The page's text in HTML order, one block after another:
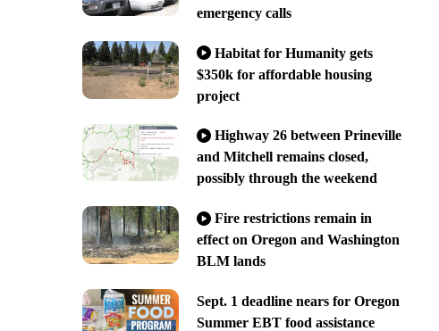
emergency calls
Habitat for Humanity gets
$350k for affordable housing
project
Highway 26 between Prineville
and Mitchell remains closed,
possibly through the weekend
Fire restrictions remain in
effect on Oregon and Washington
BLM lands
Sept. 1 deadline nears for Oregon
Summer EBT food assistance